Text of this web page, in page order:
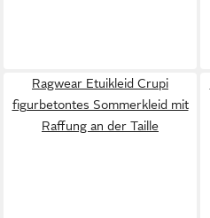
Ragwear Etuikleid Crupi
figurbetontes Sommerkleid mit
Raffung an der Taille